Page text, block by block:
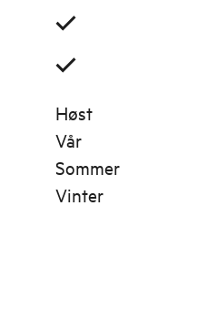
Høst
Vår
Sommer
Vinter